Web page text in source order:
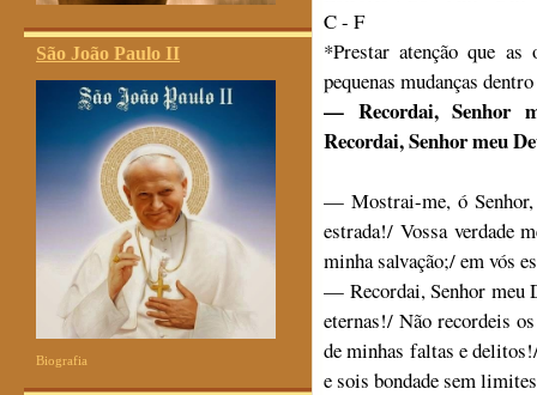
São João Paulo II
Biografia
C - F
*Prestar atenção que as
pequenas mudanças
— Recordai, Senhor
Recordai, Senhor meu
— Mostrai-me, ó Senhor,
estrada!/ Vossa verdade
minha salvação;/ em vós
— Recordai, Senhor meu
eternas!/ Não recordeis
de minhas faltas e
e sois bondade sem